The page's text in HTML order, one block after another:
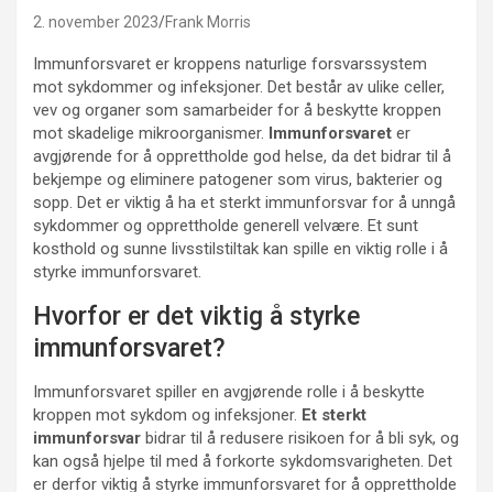
2. november 2023 Frank Morris
Immunforsvaret er kroppens naturlige forsvarssystem
mot sykdommer og infeksjoner. Det består av ulike celler,
vev og organer som samarbeider for å beskytte kroppen
mot skadelige mikroorganismer. Immunforsvaret er
avgjørende for å opprettholde god helse, da det bidrar til å
bekjempe og eliminere patogener som virus, bakterier og
sopp. Det er viktig å ha et sterkt immunforsvar for å unngå
sykdommer og opprettholde generell velvære. Et sunt
kosthold og sunne livsstilstiltak kan spille en viktig rolle i å
styrke immunforsvaret.
Hvorfor er det viktig å styrke
immunforsvaret?
Immunforsvaret spiller en avgjørende rolle i å beskytte
kroppen mot sykdom og infeksjoner. Et sterkt
immunforsvar bidrar til å redusere risikoen for å bli syk, og
kan også hjelpe til med å forkorte sykdomsvarigheten. Det
er derfor viktig å styrke immunforsvaret for å opprettholde